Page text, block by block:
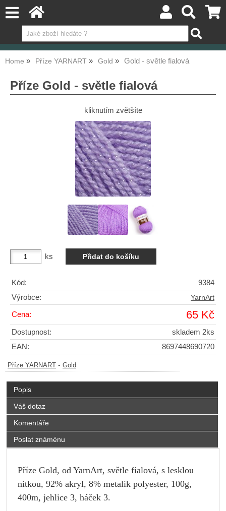
Home Příze YARNART Gold Gold - světle fialová
Příze Gold - světle fialová
kliknutím zvětšíte
ks
Kód:
9384
Výrobce:
YarnArt
Cena: 65 Kč
Dostupnost:
skladem 2ks
EAN:
8697448690720
Příze YARNART - Gold
Popis
Váš dotaz
Komentáře
Poslat známénu
Příze Gold, od YarnArt, světle fialová, s lesklou
nitkou, 92% akryl, 8% metalik polyester, 100g,
400m, jehlice 3, háček 3.